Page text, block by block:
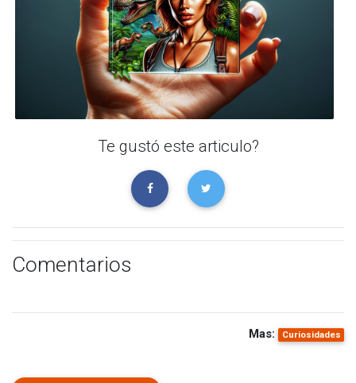
Te gustó este articulo?
Comentarios
Mas: Curiosidades